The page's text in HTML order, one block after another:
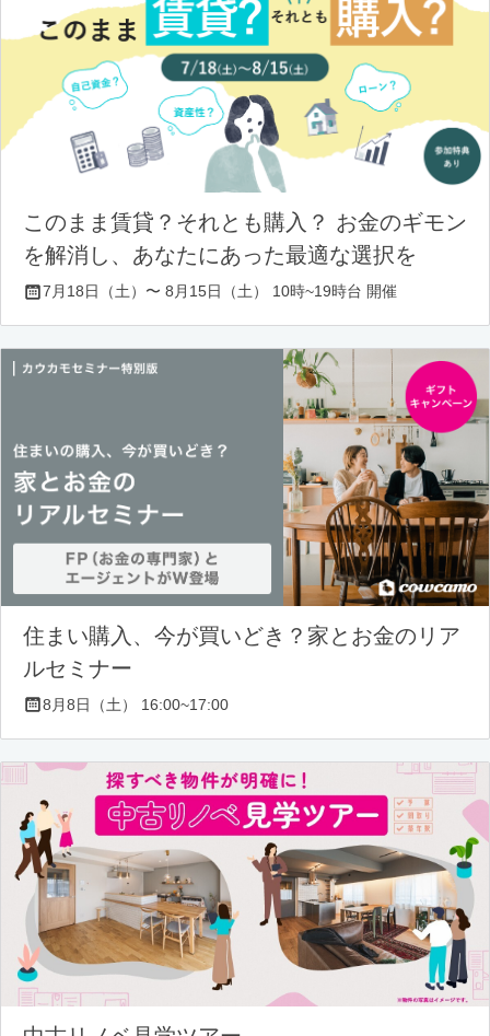
このまま賃貸？それとも購入？ お金のギモン
を解消し、あなたにあった最適な選択を
7月18日（土）〜 8月15日（土） 10時~19時台 開催
住まい購入、今が買いどき？家とお金のリア
ルセミナー
8月8日（土） 16:00~17:00